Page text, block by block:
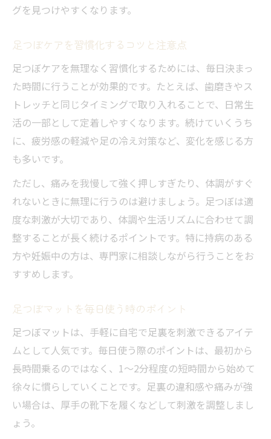
グを見つけやすくなります。
足つぼケアを習慣化するコツと注意点
足つぼケアを無理なく習慣化するためには、毎日決まっ
た時間に行うことが効果的です。たとえば、歯磨きやス
トレッチと同じタイミングで取り入れることで、日常生
活の一部として定着しやすくなります。続けていくうち
に、疲労感の軽減や足の冷え対策など、変化を感じる方
も多いです。
ただし、痛みを我慢して強く押しすぎたり、体調がすぐ
れないときに無理に行うのは避けましょう。足つぼは適
度な刺激が大切であり、体調や生活リズムに合わせて調
整することが長く続けるポイントです。特に持病のある
方や妊娠中の方は、専門家に相談しながら行うことをお
すすめします。
足つぼマットを毎日使う時のポイント
足つぼマットは、手軽に自宅で足裏を刺激できるアイテ
ムとして人気です。毎日使う際のポイントは、最初から
長時間乗るのではなく、1～2分程度の短時間から始めて
徐々に慣らしていくことです。足裏の違和感や痛みが強
い場合は、厚手の靴下を履くなどして刺激を調整しまし
ょう。